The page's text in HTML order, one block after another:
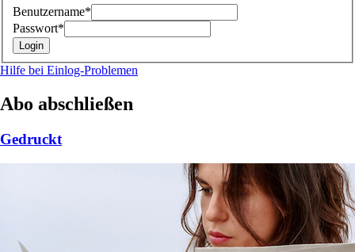
Benutzername*
Passwort*
Hilfe bei Einlog-Problemen
Abo abschließen
Gedruckt